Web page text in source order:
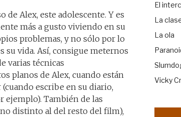
Alex, este adolescente. Y es
más a gusto viviendo en su
problemas, y no sólo por lo
su vida. Así, consigue meternos
varias técnicas
planos de Alex, cuando están
escribe en su diario,
ejemplo). También de las
distinto al del resto del film),
El
La
La ola
Vicky